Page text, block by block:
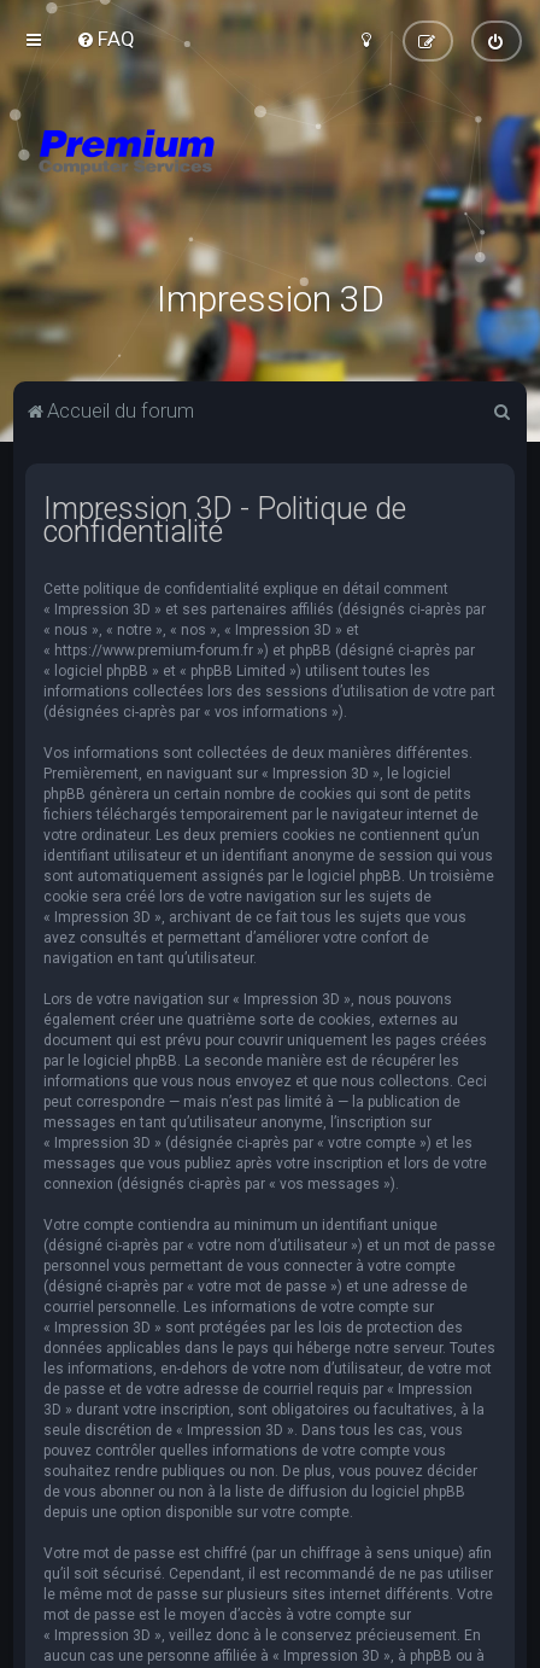
FAQ
Impression 3D
Accueil du forum
Impression 3D - Politique de
confidentialité
Cette politique de confidentialité explique en détail comment
« Impression 3D » et ses partenaires affiliés (désignés ci-après par
« nous », « notre », « nos », « Impression 3D » et
« https://www.premium-forum.fr ») et phpBB (désigné ci-après par
« logiciel phpBB » et « phpBB Limited ») utilisent toutes les
informations collectées lors des sessions d’utilisation de votre part
(désignées ci-après par « vos informations »).
Vos informations sont collectées de deux manières différentes.
Premièrement, en naviguant sur « Impression 3D », le logiciel
phpBB génèrera un certain nombre de cookies qui sont de petits
fichiers téléchargés temporairement par le navigateur internet de
votre ordinateur. Les deux premiers cookies ne contiennent qu’un
identifiant utilisateur et un identifiant anonyme de session qui vous
sont automatiquement assignés par le logiciel phpBB. Un troisième
cookie sera créé lors de votre navigation sur les sujets de
« Impression 3D », archivant de ce fait tous les sujets que vous
avez consultés et permettant d’améliorer votre confort de
navigation en tant qu’utilisateur.
Lors de votre navigation sur « Impression 3D », nous pouvons
également créer une quatrième sorte de cookies, externes au
document qui est prévu pour couvrir uniquement les pages créées
par le logiciel phpBB. La seconde manière est de récupérer les
informations que vous nous envoyez et que nous collectons. Ceci
peut correspondre — mais n’est pas limité à — la publication de
messages en tant qu’utilisateur anonyme, l’inscription sur
« Impression 3D » (désignée ci-après par « votre compte ») et les
messages que vous publiez après votre inscription et lors de votre
connexion (désignés ci-après par « vos messages »).
Votre compte contiendra au minimum un identifiant unique
(désigné ci-après par « votre nom d’utilisateur ») et un mot de passe
personnel vous permettant de vous connecter à votre compte
(désigné ci-après par « votre mot de passe ») et une adresse de
courriel personnelle. Les informations de votre compte sur
« Impression 3D » sont protégées par les lois de protection des
données applicables dans le pays qui héberge notre serveur. Toutes
les informations, en-dehors de votre nom d’utilisateur, de votre mot
de passe et de votre adresse de courriel requis par « Impression
3D » durant votre inscription, sont obligatoires ou facultatives, à la
seule discrétion de « Impression 3D ». Dans tous les cas, vous
pouvez contrôler quelles informations de votre compte vous
souhaitez rendre publiques ou non. De plus, vous pouvez décider
de vous abonner ou non à la liste de diffusion du logiciel phpBB
depuis une option disponible sur votre compte.
Votre mot de passe est chiffré (par un chiffrage à sens unique) afin
qu’il soit sécurisé. Cependant, il est recommandé de ne pas utiliser
le même mot de passe sur plusieurs sites internet différents. Votre
mot de passe est le moyen d’accès à votre compte sur
« Impression 3D », veillez donc à le conservez précieusement. En
aucun cas une personne affiliée à « Impression 3D », à phpBB ou à